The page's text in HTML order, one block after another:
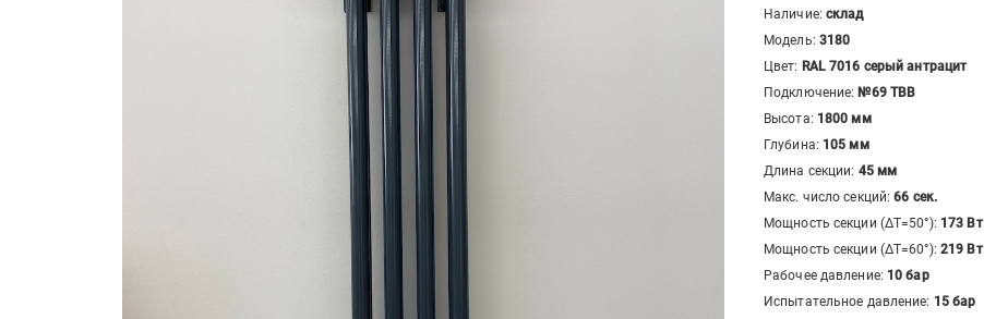
Наличие:склад
Модель: 3180
Цвет: RAL 7016 серый антрацит
Подключение: №69 ТВВ
Высота: 1800 мм
Глубина: 105 мм
Длина секции: 45мм
Макс. число секций:66 сек.
Мощность секции (ΔT=50°): 173 Вт
Мощность секции (ΔT=60°): 219 Вт
Рабочее давление: 10 бар
Испытательное давление: 15 бар